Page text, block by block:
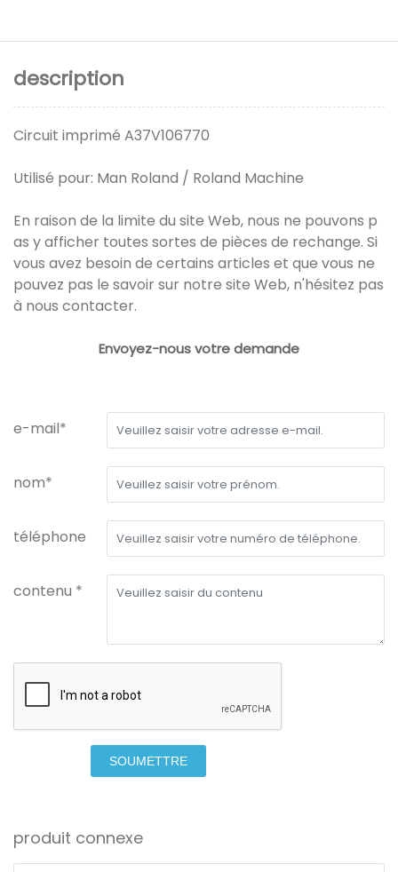
description
Circuit imprimé A37V106770
Utilisé pour: Man Roland / Roland Machine
En raison de la limite du site Web, nous ne pouvons p
as y afficher toutes sortes de pièces de rechange. Si
vous avez besoin de certains articles et que vous ne
pouvez pas le savoir sur notre site Web, n'hésitez pas
à nous contacter.
Envoyez-nous votre demande
e-mail*
nom*
téléphone
contenu *
SOUMETTRE
produit connexe